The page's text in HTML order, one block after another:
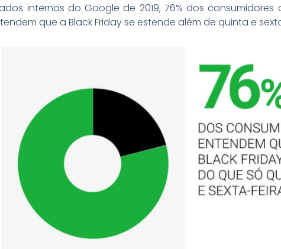
internos do Google de 2019, 76% dos
que a Black Friday se estende além de quinta e